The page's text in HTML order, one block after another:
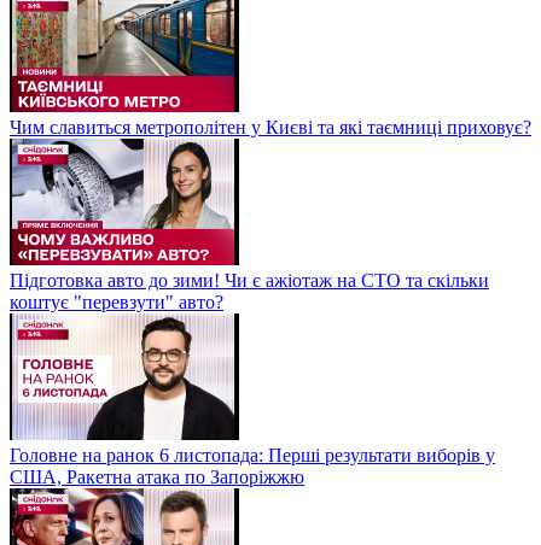
Чим славиться метрополітен у Києві та які таємниці приховує?
Підготовка авто до зими! Чи є ажіотаж на СТО та скільки
коштує "перевзути" авто?
Головне на ранок 6 листопада: Перші результати виборів у
США, Ракетна атака по Запоріжжю